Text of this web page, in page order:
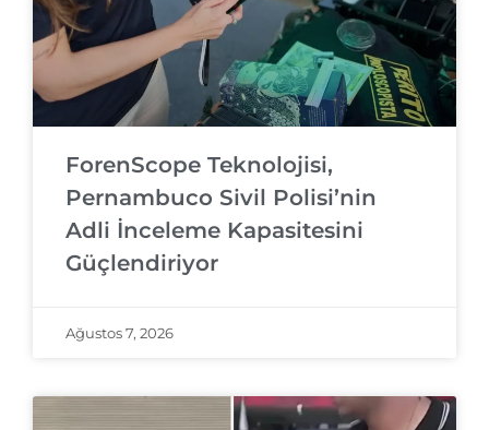
ForenScope Teknolojisi,
Pernambuco Sivil Polisi’nin
Adli İnceleme Kapasitesini
Güçlendiriyor
Ağustos 7, 2026